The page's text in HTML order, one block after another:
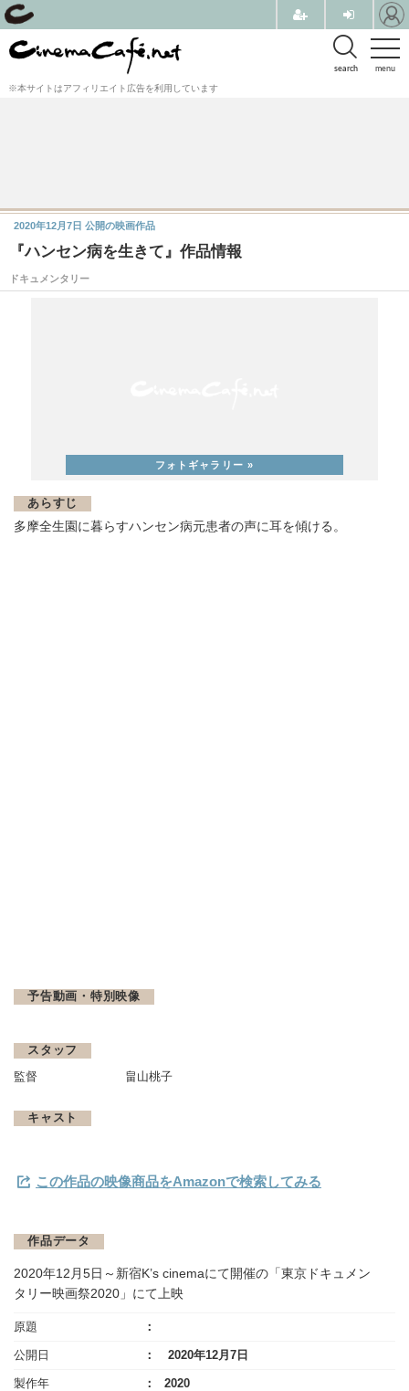
menu
search
※本サイトはアフィリエイト広告を利用しています
『ハンセン病を生きて』作品情報
ドキュメンタリー
2020年12月7日 公開の映画作品
あらすじ
多摩全生園に暮らすハンセン病元患者の声に耳を傾ける。
予告動画・特別映像
スタッフ
監督 畠山桃子
キャスト
この作品の映像商品をAmazonで検索してみる
作品データ
2020年12月5日～新宿K’s cinemaにて開催の「東京ドキュメン
タリー映画祭2020」にて上映
原題
公開日 2020年12月7日
製作年 2020